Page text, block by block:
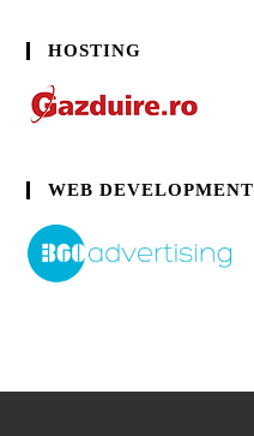
HOSTING
WEB DEVELOPMENT